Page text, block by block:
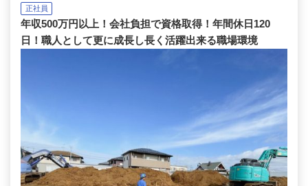
正社員
年収500万円以上！会社負担で資格取得！年間休日120
日！職人として更に成長し長く活躍出来る職場環境